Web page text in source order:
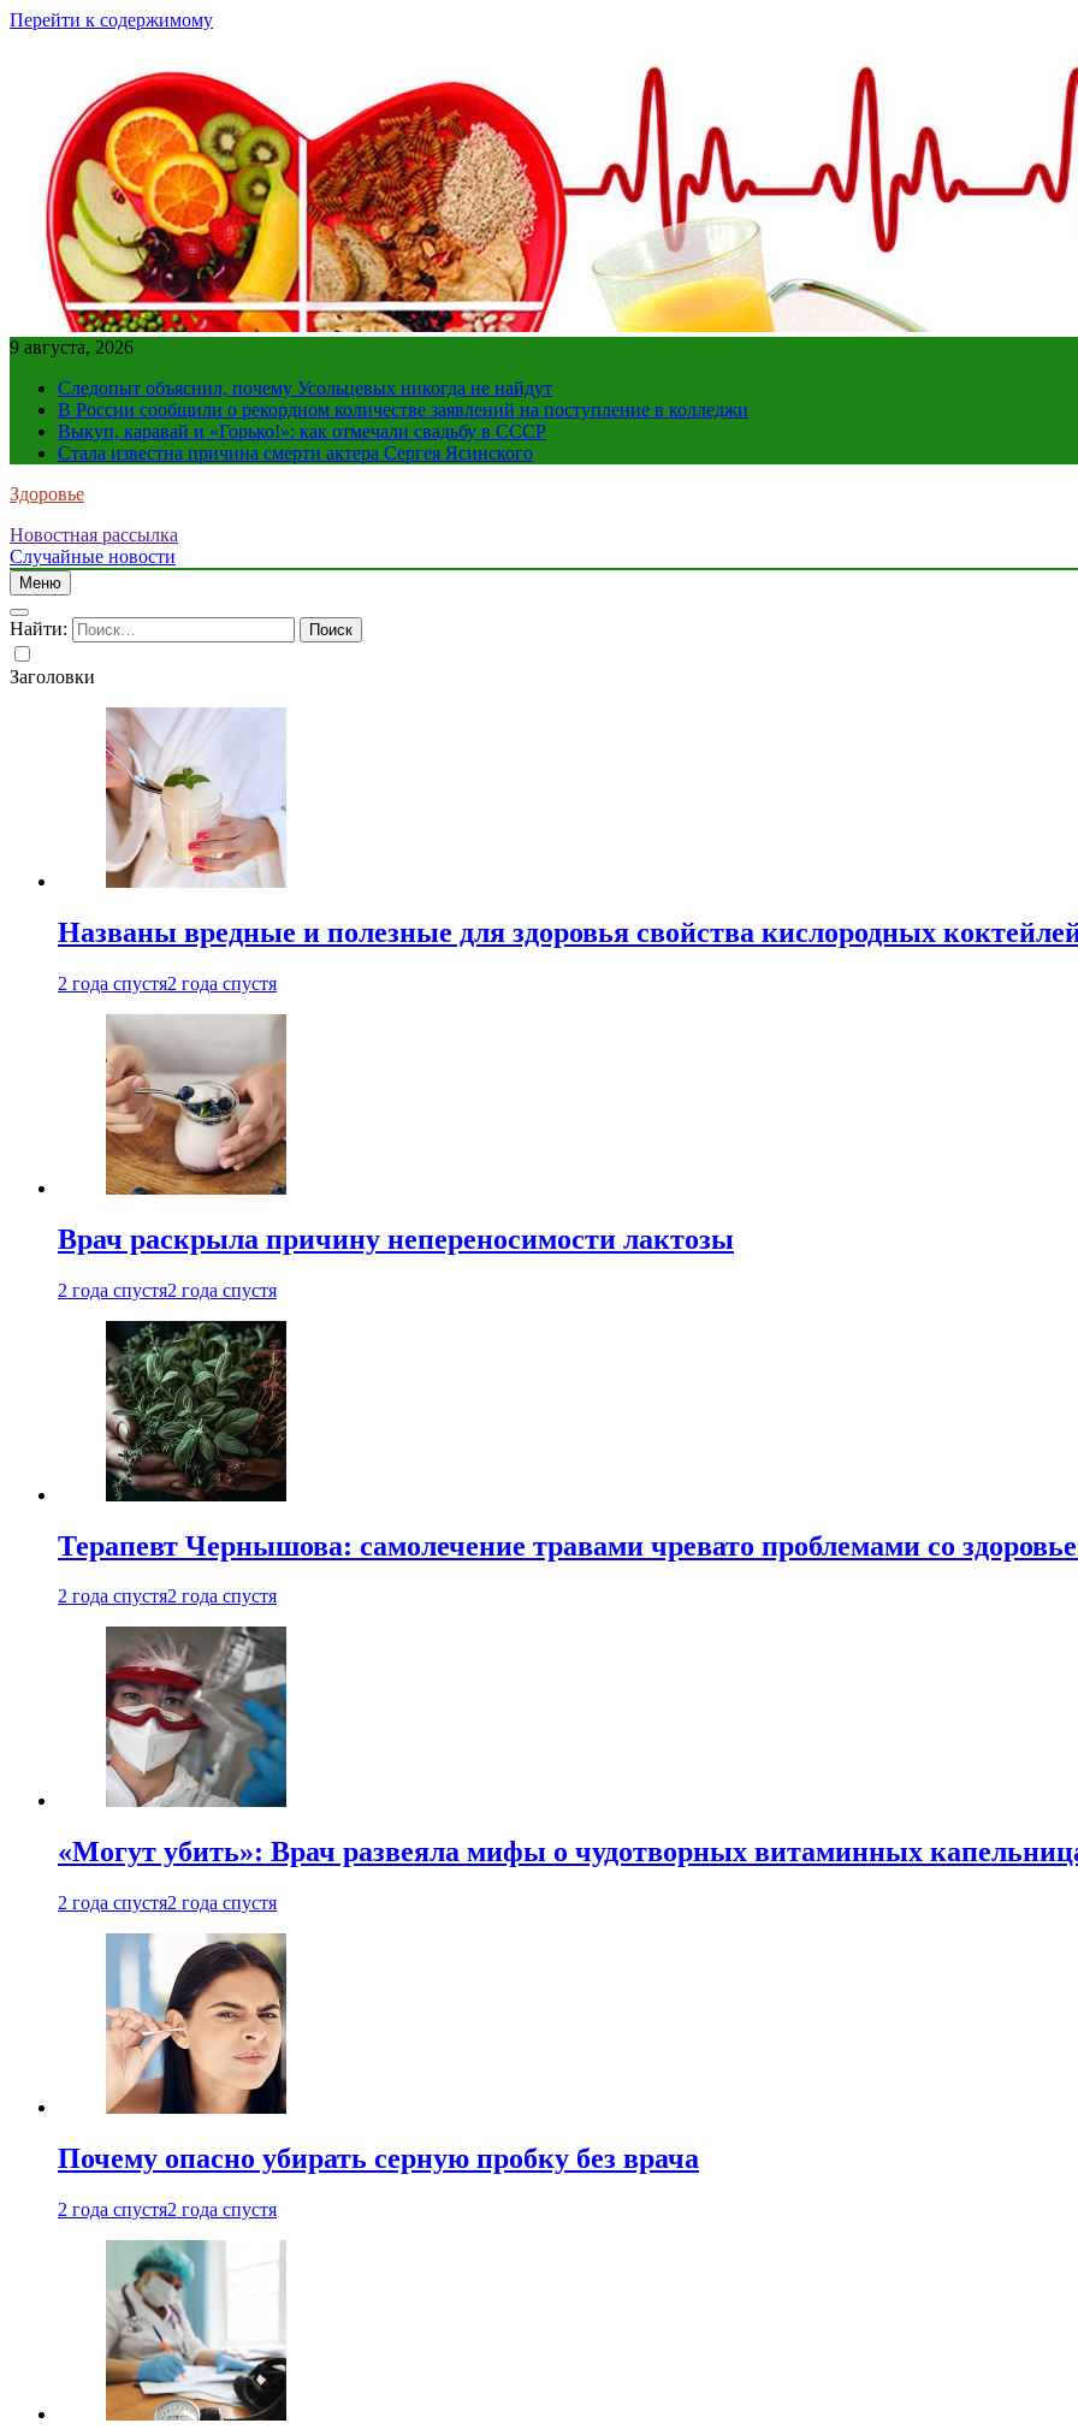
Перейти к содержимому
9 августа, 2026
Следопыт объяснил, почему Усольцевых никогда не найдут
В России сообщили о рекордном количестве заявлений на поступление в колледжи
Выкуп, каравай и «Горько!»: как отмечали свадьбу в СССР
Стала известна причина смерти актера Сергея Ясинского
Здоровье
Новостная рассылка
Случайные новости
Меню
Найти:
Заголовки
Названы вредные и полезные для здоровья свойства кислородных
2 года спустя2 года спустя
Врач раскрыла причину непереносимости лактозы
2 года спустя2 года спустя
Терапевт Чернышова: самолечение травами чревато проблемами со
2 года спустя2 года спустя
«Могут убить»: Врач развеяла мифы о чудотворных витаминных
2 года спустя2 года спустя
Почему опасно убирать серную пробку без врача
2 года спустя2 года спустя